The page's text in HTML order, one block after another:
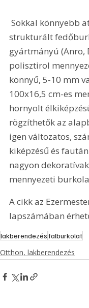
Sokkal könnyebb attraktív és igény szerint
strukturált
gyártmányú (Anro,
polisztirol
könnyű, 5-10 mm
100x16,5 cm-es
hornyolt
rögzíthetők az
igen változatos,
kiképzésű és
nagyon
mennyezeti
A cikk az
lapszámában
lakberendezésfalburkolat
Otthon, lakberendezés